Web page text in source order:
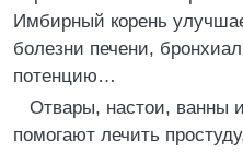
Имбирный корень
болезни печени,
потенцию…
Отвары, настои, ванны
помогают лечить